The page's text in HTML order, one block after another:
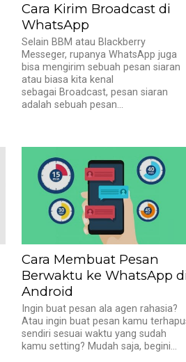
Cara Kirim Broadcast di
WhatsApp
Selain BBM atau Blackberry
Messeger, rupanya WhatsApp juga
bisa mengirim sebuah pesan siaran
atau biasa kita kenal
sebagai Broadcast, pesan siaran
adalah sebuah pesan...
Cara Membuat Pesan
Berwaktu ke WhatsApp
Android
Ingin buat pesan ala agen rahasia?
Atau ingin buat pesan kamu
sendiri sesuai waktu yang sudah
kamu setting? Mudah saja, begini...